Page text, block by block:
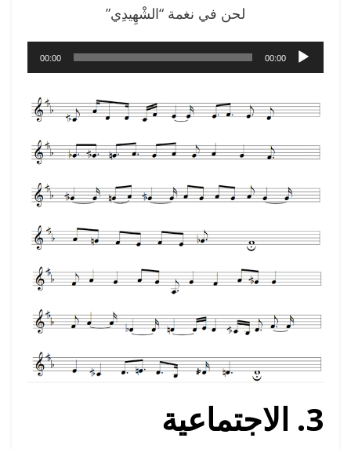
لحن في نغمة “الشْهِيدِي”
مشغل
الصوت
00:00
00:00
3. الاجتماعية